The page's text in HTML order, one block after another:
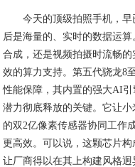
今天的顶级拍照手机，
后是海量的、实时的数据运
合成，还是视频拍摄时流畅
效的算力支持。第五代骁龙8
性能保障，其内置的强大AI
潜力彻底释放的关键。它让
的双2亿像素传感器协同工作
更高效。可以说，这颗芯片
让厂商得以在其上构建风格迥